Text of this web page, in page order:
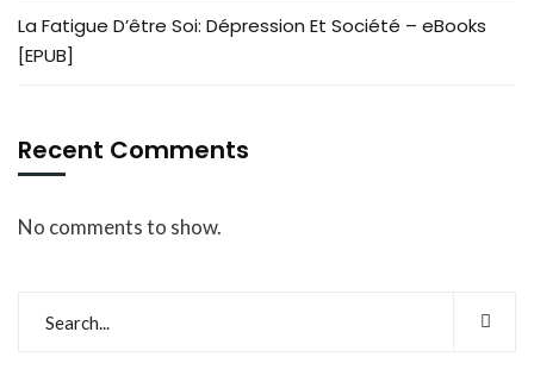
La Fatigue D’être Soi: Dépression Et Société – eBooks
[EPUB]
Recent Comments
No comments to show.